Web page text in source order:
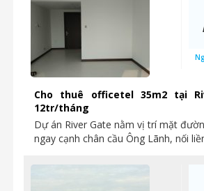
Cho thuê officetel 35m2 tại
12tr/tháng
Dự án River Gate nằm vị trí mặt
ngay cạnh chân cầu Ông Lãnh, nối